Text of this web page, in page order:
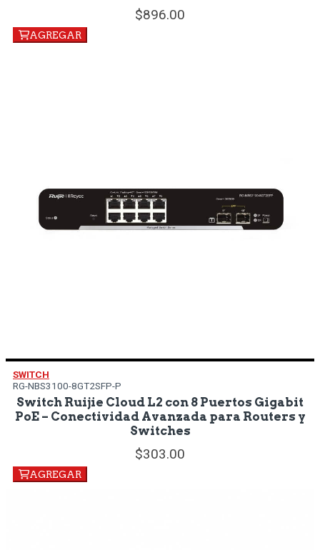
896.00
AGREGAR
SWITCH
RG-NBS3100-8GT2SFP-P
Switch Ruijie Cloud L2 con 8 Puertos Gigabit
PoE – Conectividad Avanzada para Routers y
Switches
303.00
AGREGAR